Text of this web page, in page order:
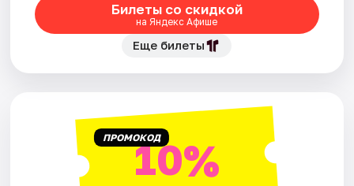
Билеты со скидкой
на Яндекс Афише
Еще билеты
ПРОМОКОД10%